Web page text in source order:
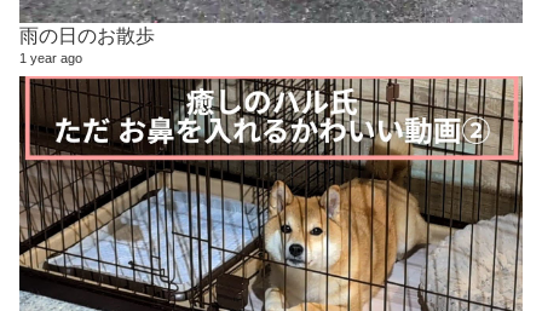
雨の日のお散歩
1 year ago